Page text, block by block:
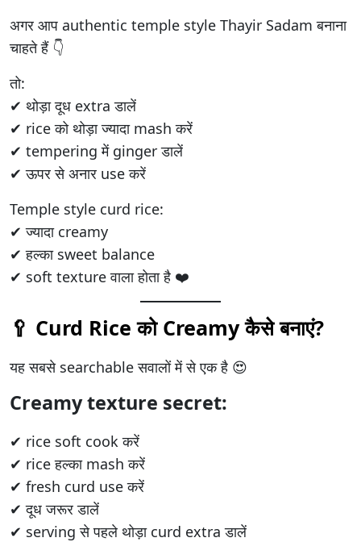
अगर आप authentic temple style Thayir Sadam बनाना
चाहते हैं 👇
तो:
✔ थोड़ा दूध extra डालें
✔ rice को थोड़ा ज्यादा mash करें
✔ tempering में ginger डालें
✔ ऊपर से अनार use करें
Temple style curd rice:
✔ ज्यादा creamy
✔ हल्का sweet balance
✔ soft texture वाला होता है ❤️
🥄 Curd Rice को Creamy कैसे बनाएं?
यह सबसे searchable सवालों में से एक है 😍
Creamy texture secret:
✔ rice soft cook करें
✔ rice हल्का mash करें
✔ fresh curd use करें
✔ दूध जरूर डालें
✔ serving से पहले थोड़ा curd extra डालें